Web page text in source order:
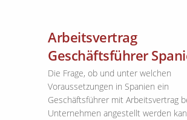
Arbeitsvertrag
Geschäftsführer
Die Frage, ob und unter welchen
Voraussetzungen in Spanien ein
Geschäftsführer mit Arbeitsvertrag
Unternehmen angestellt werden